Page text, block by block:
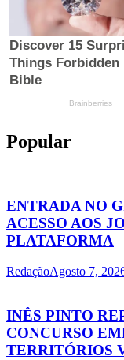
Popular
ENTRADA NO
ACESSO AOS
PLATAFORMA
RedaçãoAgosto 7,
INÊS PINTO
CONCURSO
TERRITÓRIOS